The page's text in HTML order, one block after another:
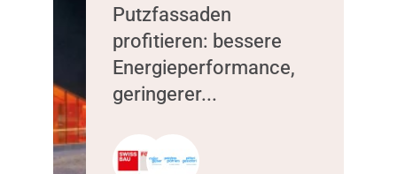
Putzfassaden
profitieren: bessere
Energieperformance,
geringerer...